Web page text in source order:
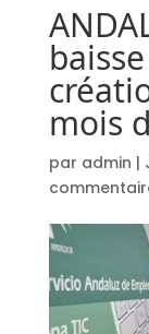
mois
par admin |